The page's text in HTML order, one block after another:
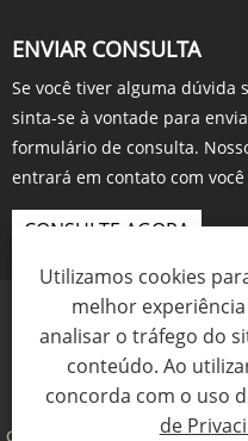
ENVIAR CONSULTA
Se você tiver alguma dúvida
sinta-se à vontade para
formulário de consulta.
entrará em contato com
CONSULTE AGORA
Links
Copyright © 2023 Baoding
Utilizamos cookies
melhor
analisar o tráfego do
conteúdo. Ao
concorda com o uso
de